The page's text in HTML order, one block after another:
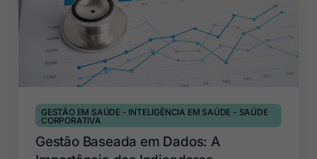
GESTÃO EM SAÚDE - INTELIGÊNCIA EM SAÚDE - SAÚDE
CORPORATIVA
Gestão Baseada em Dados: A